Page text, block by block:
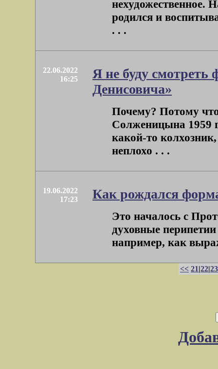
нехудожественное.
родился и
. . .
22.06.2022
16:25
Я не буду
Денисовича»
Почему? Потому
Солженицына 1959
какой-то
неплохо . . .
19.06.2022
17:23
Как рождался
Это началось с
духовные
например, как
<< 21|22|23